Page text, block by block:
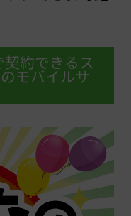
約できるス
モバイルサ